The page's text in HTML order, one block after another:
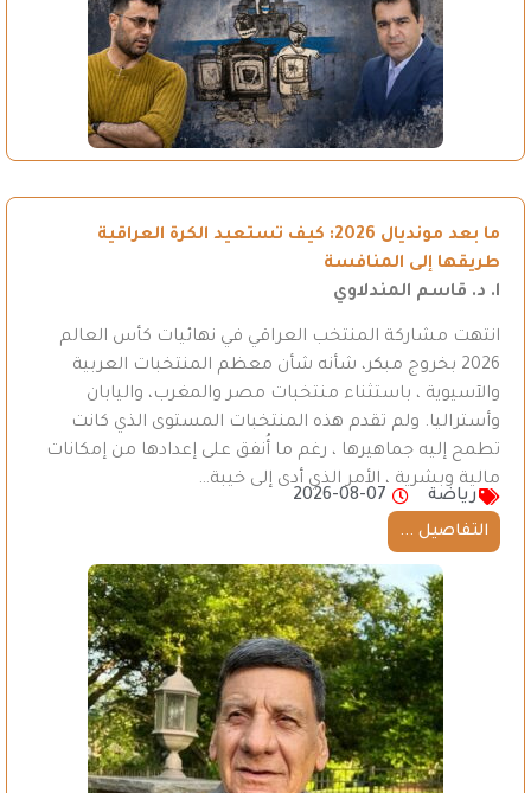
ما بعد مونديال 2026: كيف تستعيد الكرة العراقية
طريقها إلى المنافسة
ا. د. قاسم المندلاوي
انتهت مشاركة المنتخب العراقي في نهائيات كأس العالم
2026 بخروج مبكر، شأنه شأن معظم المنتخبات العربية
والآسيوية ، باستثناء منتخبات مصر والمغرب، واليابان
وأستراليا. ولم تقدم هذه المنتخبات المستوى الذي كانت
تطمح إليه جماهيرها ، رغم ما أُنفق على إعدادها من إمكانات
مالية وبشرية ، الأمر الذي أدى إلى خيبة…
رياضة
2026-08-07
التفاصيل ...